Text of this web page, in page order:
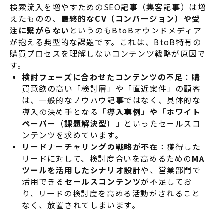
検索流入を増やすためのSEO記事（集客記事）は増
えたものの、 最終的なCV（コンバージョン）や受
注に繋がらない というのもBtoBオウンドメディア
が抱える典型的な課題です。これは、BtoB特有の
購買プロセスを理解しないコンテンツ戦略が原因で
す。
検討フェーズに合わせたコンテンツの不足 ：購
買意欲の高い「検討層」や「直近案件」の顧客
は、一般的なノウハウ記事ではなく、具体的な
導入の決め手となる 「導入事例」や「ホワイト
ペーパー（課題解決型）」 といったセールスコ
ンテンツを求めています。
リードナーチャリングの戦略が不在 ：獲得した
リードに対して、検討度合いを高めるためのMA
ツールを活用したシナリオ設計や、営業部門で
活用できる セールスコンテンツが不足してお
り、リードの検討度を高める活動がされること
なく、放置されてしまいます。